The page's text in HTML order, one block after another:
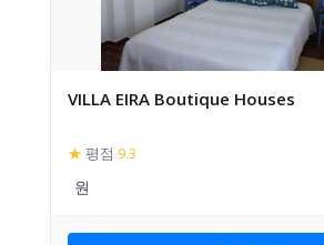
VILLA EIRA Boutique Houses
★ 평점 9.3